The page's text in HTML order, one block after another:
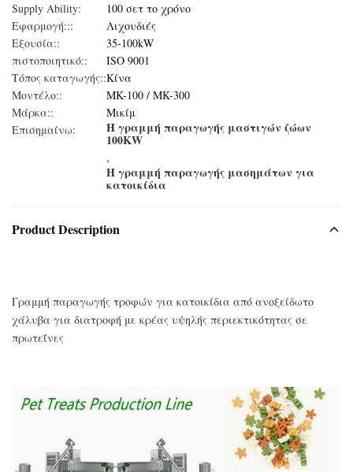
Supply Ability:
100 σετ το χρόνο
Εφαρμογή:::
Λιχουδιές
Εξουσία::
35-100kW
πιστοποιητικό::
ISO 9001
Τόπος καταγωγής::Κίνα
Μοντέλο::
MK-100 / MK-300
Μάρκα::
Μικίμ
Επισημαίνω:
Η γραμμή παραγωγής μαστιγών ζώων
100KW
,
Η γραμμή παραγωγής μασημάτων για
κατοικίδια
Product Description
Γραμμή παραγωγής τροφών για κατοικίδια από ανοξείδωτο
χάλυβα για διατροφή με κρέας υψηλής περιεκτικότητας σε
πρωτεΐνες